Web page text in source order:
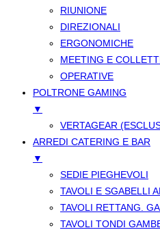
RIUNIONE
DIREZIONALI
ERGONOMICHE
MEETING E
OPERATIVE
POLTRONE GAMING
▼
VERTAGEAR
ARREDI CATERING E BAR
▼
SEDIE PIEGHEVOLI
TAVOLI E SGABELLI
TAVOLI RETTANG.
TAVOLI TONDI